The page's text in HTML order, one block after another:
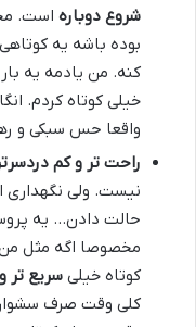
شروع دوباره است.
بوده باشه یه
کنه. من یادمه یه
خیلی کوتاه کردم.
واقعا حس سبکی و
راحت تر و کم
نیست. ولی
حالت دادن… یه
مخصوصا اگه مثل
کوتاه خیلی سریع تر
کلی وقت صرف